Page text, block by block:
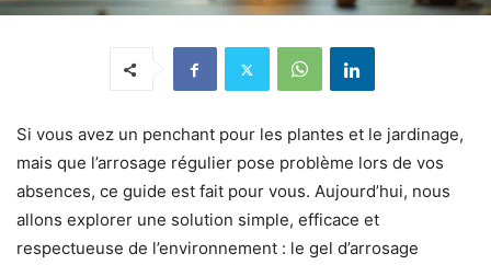
Si vous avez un penchant pour les plantes et le jardinage,
mais que l’arrosage régulier pose problème lors de vos
absences, ce guide est fait pour vous. Aujourd’hui, nous
allons explorer une solution simple, efficace et
respectueuse de l’environnement : le gel d’arrosage